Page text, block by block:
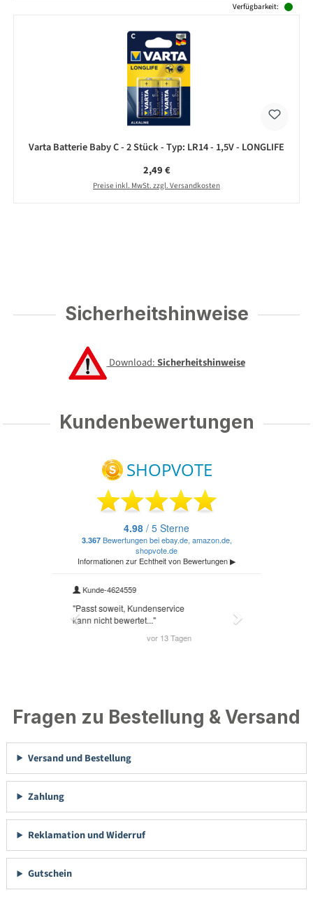
Verfügbarkeit:
Varta Batterie Baby C - 2 Stück - Typ: LR14 - 1,5V - LONGLIFE
Regulärer Preis:
2,49 €
Preise inkl. MwSt. zzgl. Versandkosten
Sicherheitshinweise
Download:Sicherheitshinweise
Kundenbewertungen
Fragen zu Bestellung & Versand
Versand und Bestellung
Zahlung
Reklamation und Widerruf
Gutschein